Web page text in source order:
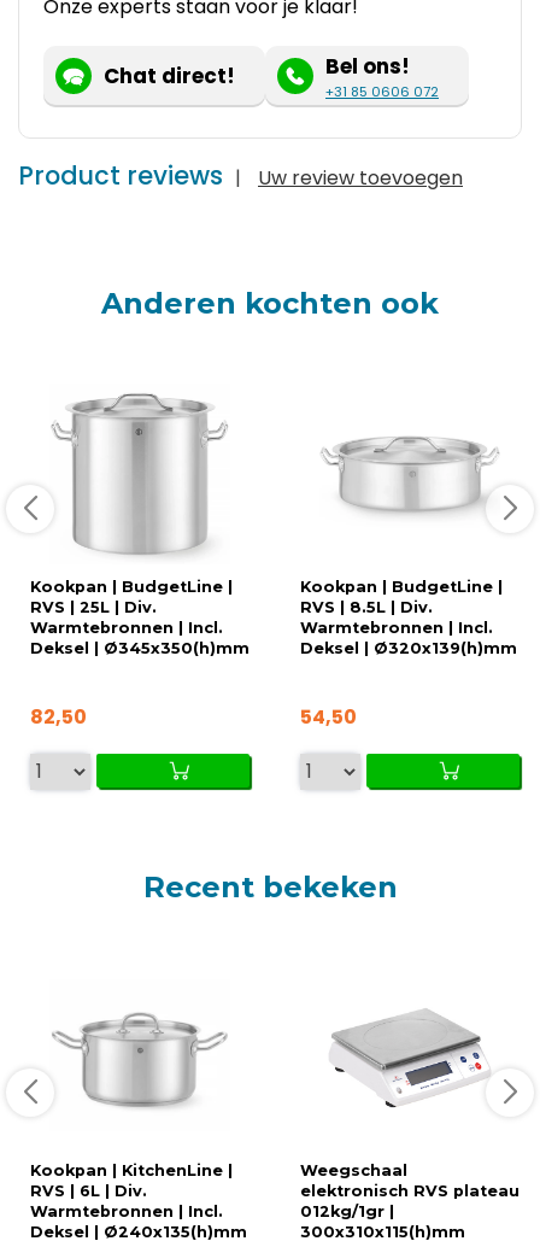
Onze experts staan voor je klaar!
Chat direct! Bel ons!
+31 85 0606 072
Product reviews | Uw review toevoegen
Anderen kochten ook
Kookpan | BudgetLine |
RVS | 25L | Div.
Warmtebronnen | Incl.
Deksel | Ø345x350(h)mm
82,50
Kookpan | BudgetLine |
RVS | 8.5L | Div.
Warmtebronnen | Incl.
Deksel | Ø320x139(h)mm
54,50
Recent bekeken
Kookpan | KitchenLine |
RVS | 6L | Div.
Warmtebronnen | Incl.
Deksel | Ø240x135(h)mm
Weegschaal
elektronisch RVS plateau
012kg/1gr |
300x310x115(h)mm